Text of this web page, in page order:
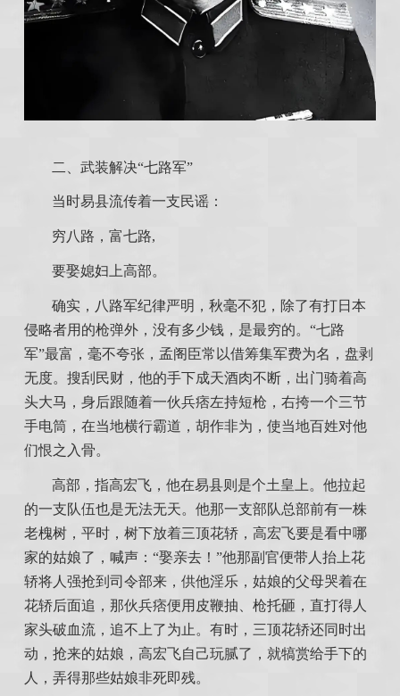
二、武装解决“七路军”
当时易县流传着一支民谣：
穷八路，富七路,
要娶媳妇上高部。
确实，八路军纪律严明，秋毫不犯，除了有打日本
侵略者用的枪弹外，没有多少钱，是最穷的。“七路
军”最富，毫不夸张，孟阁臣常以借筹集军费为名，盘剥
无度。搜刮民财，他的手下成天酒肉不断，出门骑着高
头大马，身后跟随着一伙兵痞左持短枪，右挎一个三节
手电筒，在当地横行霸道，胡作非为，使当地百姓对他
们恨之入骨。
高部，指高宏飞，他在易县则是个土皇上。他拉起
的一支队伍也是无法无天。他那一支部队总部前有一株
老槐树，平时，树下放着三顶花轿，高宏飞要是看中哪
家的姑娘了，喊声：“娶亲去！”他那副官便带人抬上花
轿将人强抢到司令部来，供他淫乐，姑娘的父母哭着在
花轿后面追，那伙兵痞便用皮鞭抽、枪托砸，直打得人
家头破血流，追不上了为止。有时，三顶花轿还同时出
动，抢来的姑娘，高宏飞自己玩腻了，就犒赏给手下的
人，弄得那些姑娘非死即残。